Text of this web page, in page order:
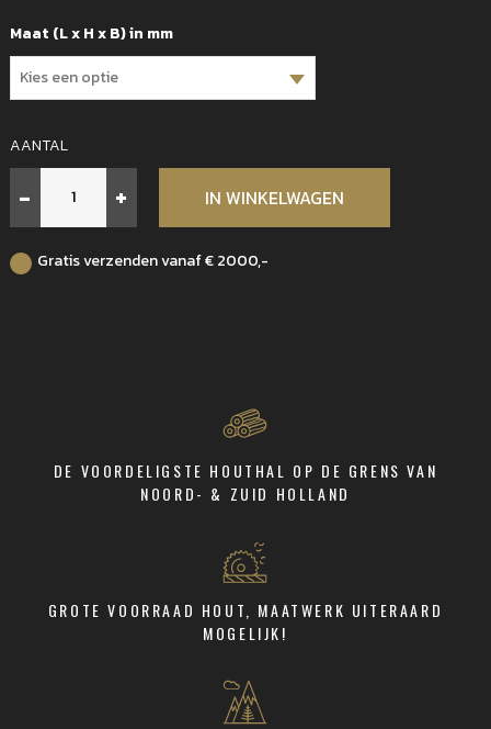
Maat (L x H x B) in mm
AANTAL
-
Paal
Fijn
Azobe
+ IN WINKELWAGEN
Gratis verzenden vanaf € 2000,-
DE VOORDELIGSTE HOUTHAL OP DE GRENS VAN
NOORD- & ZUID HOLLAND
GROTE VOORRAAD HOUT, MAATWERK UITERAARD
MOGELIJK!